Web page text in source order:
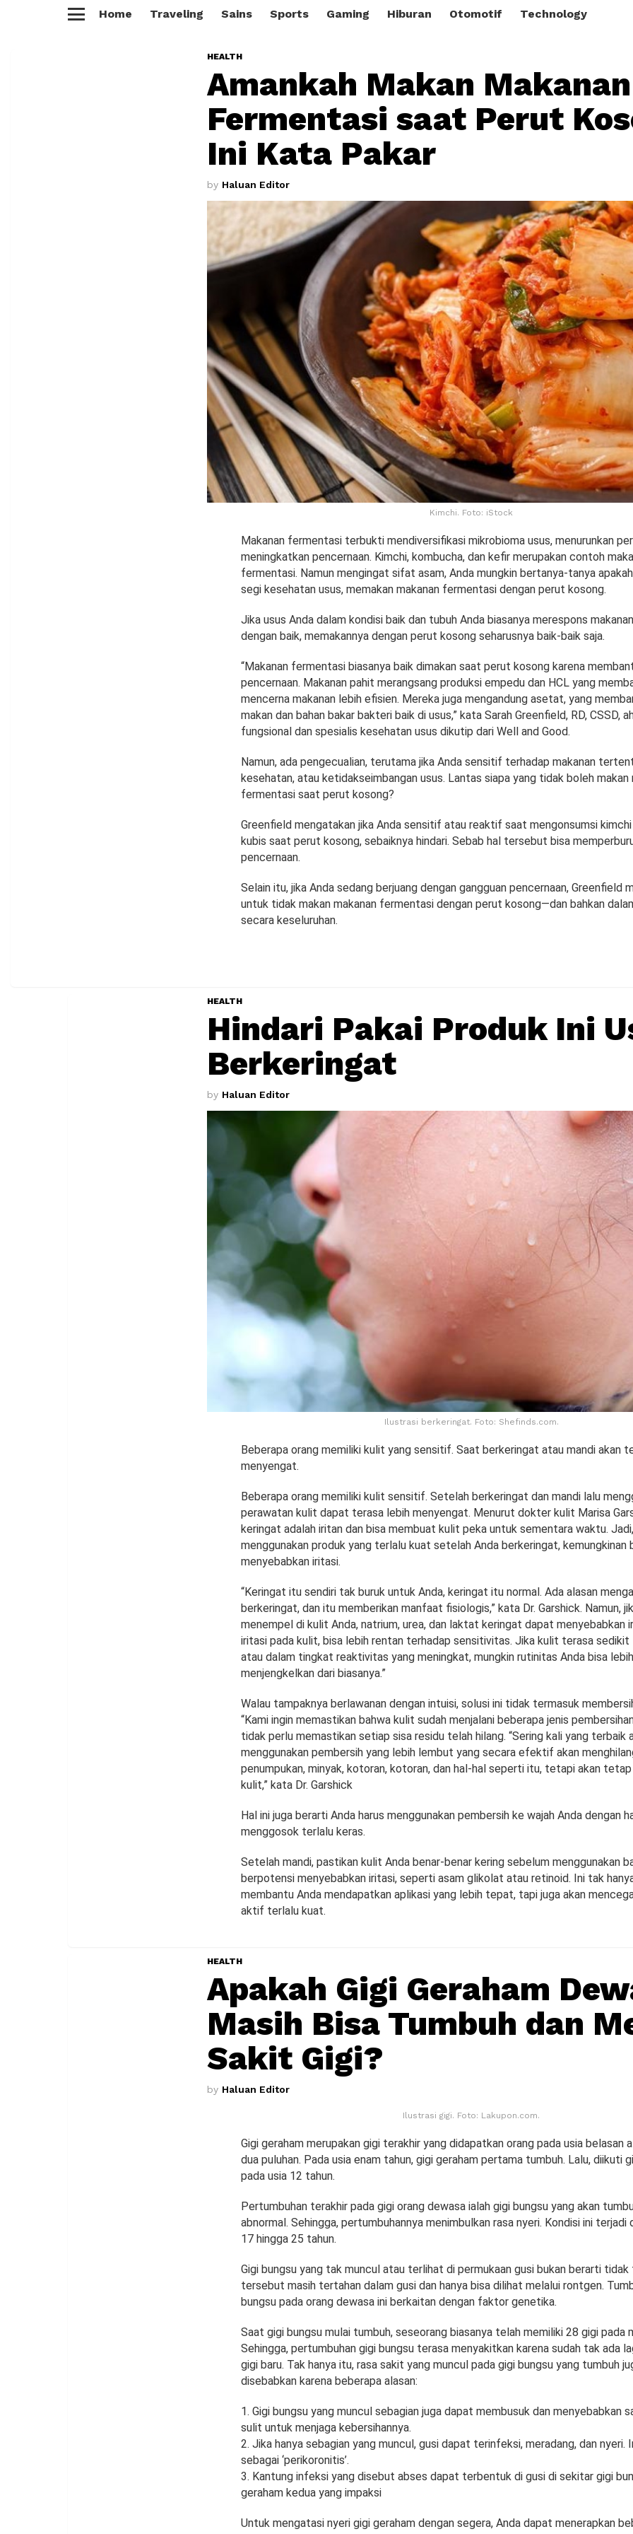
Home Traveling Sains Sports Gaming Hiburan Otomotif Technology
HEALTH
Amankah Makan Makanan
Fermentasi saat Perut
Ini Kata Pakar
by Haluan Editor
Kimchi. Foto: iStock
Makanan fermentasi terbukti mendiversifikasi mikrobioma usus, menurunkan
meningkatkan pencernaan. Kimchi, kombucha, dan kefir merupakan contoh
fermentasi. Namun mengingat sifat asam, Anda mungkin bertanya-tanya
segi kesehatan usus, memakan makanan fermentasi dengan perut kosong.
Jika usus Anda dalam kondisi baik dan tubuh Anda biasanya merespons
dengan baik, memakannya dengan perut kosong seharusnya baik-baik saja.
“Makanan fermentasi biasanya baik dimakan saat perut kosong karena
pencernaan. Makanan pahit merangsang produksi empedu dan HCL yang
mencerna makanan lebih efisien. Mereka juga mengandung asetat, yang
makan dan bahan bakar bakteri baik di usus,” kata Sarah Greenfield, RD, CSSD,
fungsional dan spesialis kesehatan usus dikutip dari Well and Good.
Namun, ada pengecualian, terutama jika Anda sensitif terhadap makanan
kesehatan, atau ketidakseimbangan usus. Lantas siapa yang tidak boleh makan
fermentasi saat perut kosong?
Greenfield mengatakan jika Anda sensitif atau reaktif saat mengonsumsi kimchi
kubis saat perut kosong, sebaiknya hindari. Sebab hal tersebut bisa
pencernaan.
Selain itu, jika Anda sedang berjuang dengan gangguan pencernaan, Greenfield
untuk tidak makan makanan fermentasi dengan perut kosong—dan bahkan
secara keseluruhan.
HEALTH
Hindari Pakai Produk Ini
Berkeringat
by Haluan Editor
Ilustrasi berkeringat. Foto: Shefinds.com.
Beberapa orang memiliki kulit yang sensitif. Saat berkeringat atau mandi akan
menyengat.
Beberapa orang memiliki kulit sensitif. Setelah berkeringat dan mandi lalu
perawatan kulit dapat terasa lebih menyengat. Menurut dokter kulit Marisa
keringat adalah iritan dan bisa membuat kulit peka untuk sementara waktu.
menggunakan produk yang terlalu kuat setelah Anda berkeringat, kemungkinan
menyebabkan iritasi.
“Keringat itu sendiri tak buruk untuk Anda, keringat itu normal. Ada alasan
berkeringat, dan itu memberikan manfaat fisiologis,” kata Dr. Garshick. Namun,
menempel di kulit Anda, natrium, urea, dan laktat keringat dapat menyebabkan
iritasi pada kulit, bisa lebih rentan terhadap sensitivitas. Jika kulit terasa
atau dalam tingkat reaktivitas yang meningkat, mungkin rutinitas Anda bisa lebih
menjengkelkan dari biasanya.”
Walau tampaknya berlawanan dengan intuisi, solusi ini tidak termasuk
“Kami ingin memastikan bahwa kulit sudah menjalani beberapa jenis
tidak perlu memastikan setiap sisa residu telah hilang. “Sering kali yang terbaik
menggunakan pembersih yang lebih lembut yang secara efektif akan
penumpukan, minyak, kotoran, kotoran, dan hal-hal seperti itu, tetapi akan
kulit,” kata Dr. Garshick
Hal ini juga berarti Anda harus menggunakan pembersih ke wajah Anda dengan
menggosok terlalu keras.
Setelah mandi, pastikan kulit Anda benar-benar kering sebelum menggunakan
berpotensi menyebabkan iritasi, seperti asam glikolat atau retinoid. Ini tak
membantu Anda mendapatkan aplikasi yang lebih tepat, tapi juga akan
aktif terlalu kuat.
HEALTH
Apakah Gigi Geraham
Masih Bisa Tumbuh dan
Sakit Gigi?
by Haluan Editor
Ilustrasi gigi. Foto: Lakupon.com.
Gigi geraham merupakan gigi terakhir yang didapatkan orang pada usia belasan
dua puluhan. Pada usia enam tahun, gigi geraham pertama tumbuh. Lalu, diikuti
pada usia 12 tahun.
Pertumbuhan terakhir pada gigi orang dewasa ialah gigi bungsu yang akan
abnormal. Sehingga, pertumbuhannya menimbulkan rasa nyeri. Kondisi ini terjadi
17 hingga 25 tahun.
Gigi bungsu yang tak muncul atau terlihat di permukaan gusi bukan berarti tidak
tersebut masih tertahan dalam gusi dan hanya bisa dilihat melalui rontgen.
bungsu pada orang dewasa ini berkaitan dengan faktor genetika.
Saat gigi bungsu mulai tumbuh, seseorang biasanya telah memiliki 28 gigi pada
Sehingga, pertumbuhan gigi bungsu terasa menyakitkan karena sudah tak ada
gigi baru. Tak hanya itu, rasa sakit yang muncul pada gigi bungsu yang tumbuh
disebabkan karena beberapa alasan:
1. Gigi bungsu yang muncul sebagian juga dapat membusuk dan menyebabkan
sulit untuk menjaga kebersihannya.
2. Jika hanya sebagian yang muncul, gusi dapat terinfeksi, meradang, dan nyeri.
sebagai ‘perikoronitis’.
3. Kantung infeksi yang disebut abses dapat terbentuk di gusi di sekitar gigi
geraham kedua yang impaksi
Untuk mengatasi nyeri gigi geraham dengan segera, Anda dapat menerapkan